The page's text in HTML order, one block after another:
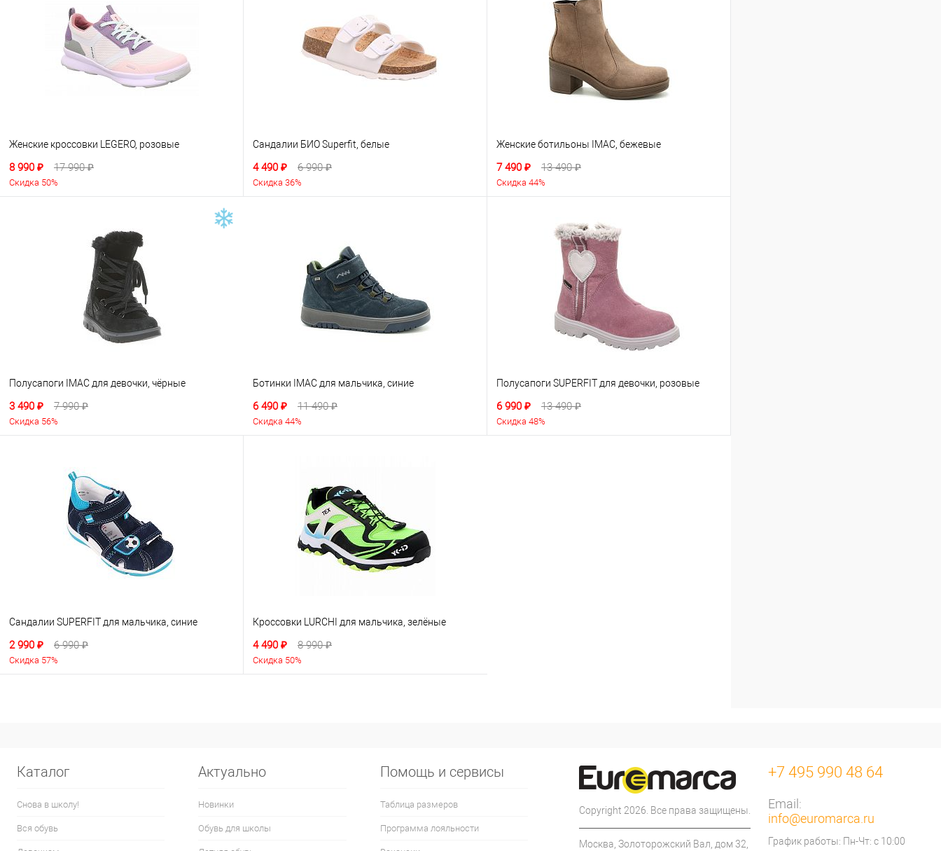
Женские кроссовки LEGERO, розовые
8 990 ₽ 17 990 ₽
Скидка 50%
Сандалии БИО Superfit, белые
4 490 ₽ 6 990 ₽
Скидка 36%
Женские ботильоны IMAC, бежевые
7 490 ₽ 13 490 ₽
Скидка 44%
Полусапоги IMAC для девочки, чёрные
3 490 ₽ 7 990 ₽
Скидка 56%
Ботинки IMAC для мальчика, синие
6 490 ₽ 11 490 ₽
Скидка 44%
Полусапоги SUPERFIT для девочки, розовые
6 990 ₽ 13 490 ₽
Скидка 48%
Сандалии SUPERFIT для мальчика, синие
2 990 ₽ 6 990 ₽
Скидка 57%
Кроссовки LURCHI для мальчика, зелёные
4 490 ₽ 8 990 ₽
Скидка 50%
Каталог
Снова в школу!
Вся обувь
Актуально
Новинки
Обувь для школы
Помощь и сервисы
Таблица размеров
Программа лояльности
Copyright 2026. Все права защищены.
Москва, Золоторожский Вал, дом 32,
+7 495 990 48 64
Email:
info@euromarca.ru
График работы: Пн-Чт: с 10:00